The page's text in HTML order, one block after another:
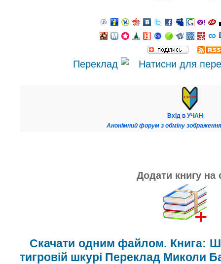
Переклад
Вхід в УЧАН
Анонімний форум з обміну
Додати книгу на
Скачати одним файлом. Книга:
тигровій шкурі Переклад Миколи